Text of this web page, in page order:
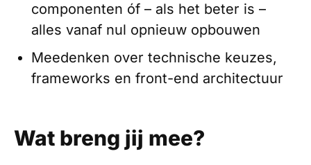
componenten óf – als het beter is –
alles vanaf nul opnieuw opbouwen
Meedenken over technische keuzes,
frameworks en front-end architectuur
Wat breng jij mee?